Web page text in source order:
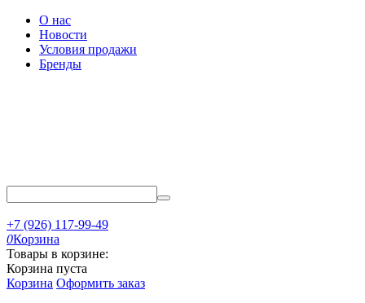
О нас
Новости
Условия продажи
Бренды
+7 (926) 117-99-49
0Корзина
Товары в корзине:
Корзина пуста
Корзина Оформить заказ